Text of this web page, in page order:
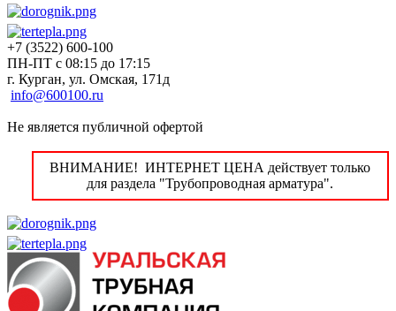
+7 (3522) 600-100
ПН-ПТ с 08:15 до 17:15
г. Курган, ул. Омская, 171д
info@600100.ru
Не является публичной офертой
ВНИМАНИЕ! ИНТЕРНЕТ ЦЕНА действует только
для раздела "Трубопроводная арматура".